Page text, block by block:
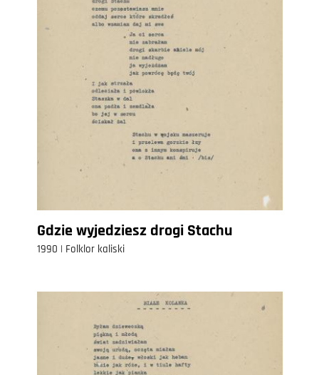
Gdzie wyjedziesz drogi Stachu
1990 | Folklor kaliski